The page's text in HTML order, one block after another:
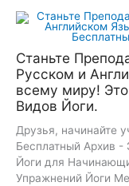
Перейти
Станьте
Русском и
всему миру!
Видов Йоги.
Друзья, начинайте
Бесплатный Архив -
Йоги для
Упражнений Йоги